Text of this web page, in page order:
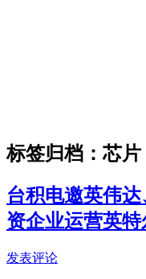
标签归档：芯片
台积电邀英伟
资企业运营英
发表评论